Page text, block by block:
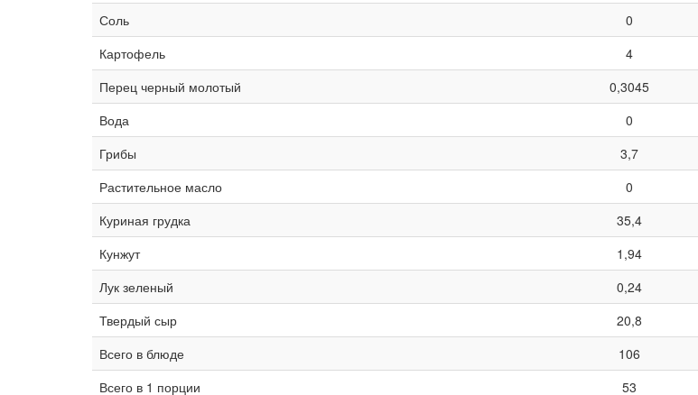
Соль
0
Картофель
4
Перец черный молотый
0,3045
Вода
0
Грибы
3,7
Растительное масло
0
Куриная грудка
35,4
Кунжут
1,94
Лук зеленый
0,24
Твердый сыр
20,8
Всего в блюде
106
Всего в 1 порции
53